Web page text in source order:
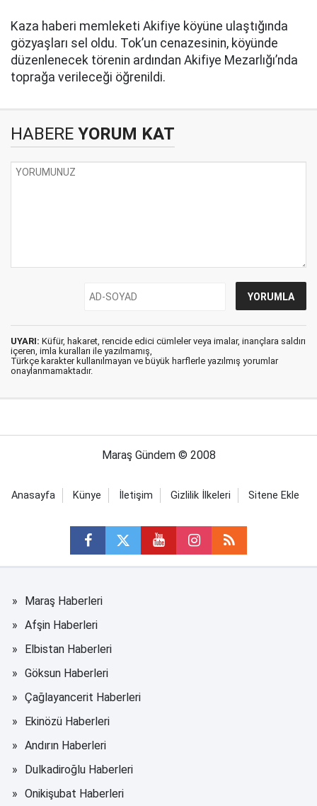
Kaza haberi memleketi Akifiye köyüne ulaştığında
gözyaşları sel oldu. Tok’un cenazesinin, köyünde
düzenlenecek törenin ardından Akifiye Mezarlığı’nda
toprağa verileceği öğrenildi.
HABERE YORUM KAT
UYARI: Küfür, hakaret, rencide edici cümleler veya imalar, inançlara saldırı
içeren, imla kuralları ile yazılmamış,
Türkçe karakter kullanılmayan ve büyük harflerle yazılmış yorumlar
onaylanmamaktadır.
Maraş Gündem © 2008
Anasayfa Künye İletişim Gizlilik İlkeleri Sitene Ekle
Maraş Haberleri
Afşin Haberleri
Elbistan Haberleri
Göksun Haberleri
Çağlayancerit Haberleri
Ekinözü Haberleri
Andırın Haberleri
Dulkadiroğlu Haberleri
Onikişubat Haberleri